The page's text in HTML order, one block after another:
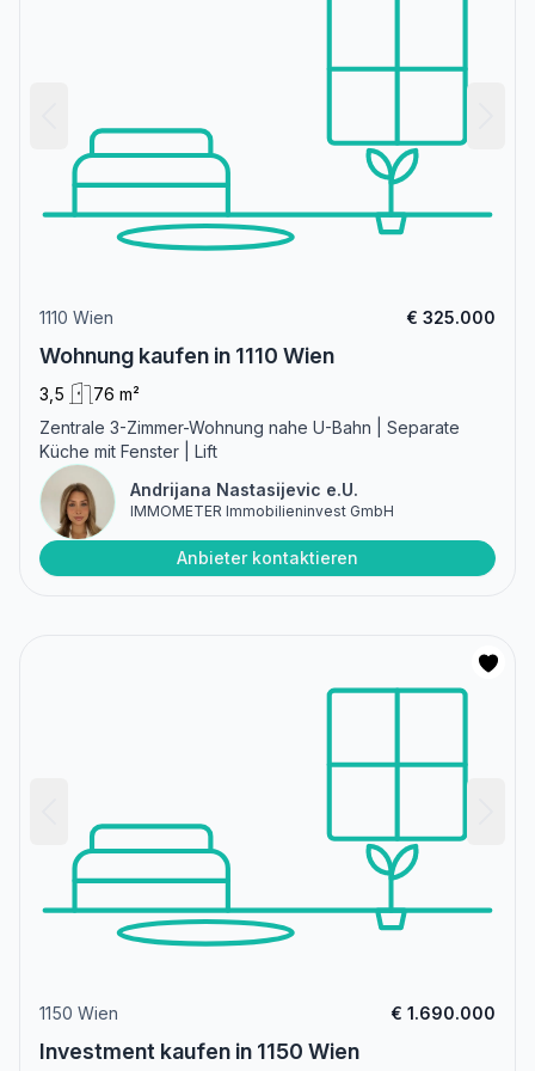
1110 Wien € 325.000
Wohnung kaufen in 1110 Wien
3,5
76 m²
Zentrale 3-Zimmer-Wohnung nahe U-Bahn | Separate
Küche mit Fenster | Lift
Andrijana Nastasijevic e.U.
IMMOMETER Immobilieninvest GmbH
Anbieter kontaktieren
1150 Wien € 1.690.000
Investment kaufen in 1150 Wien